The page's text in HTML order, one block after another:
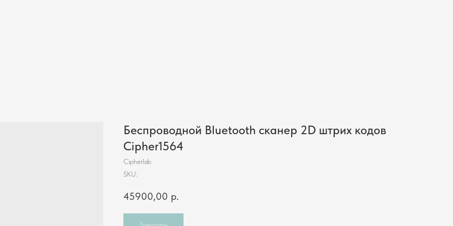
Беспроводной Bluetooth сканер 2D штрих кодов
Cipher1564
Cipherlab
SKU:
45900,00 р.